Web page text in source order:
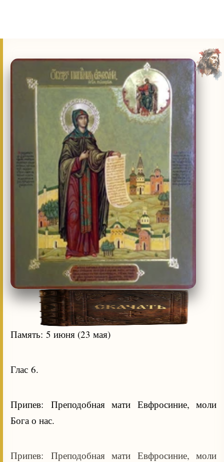
Память: 5 июня (23 мая)
Глас 6.
Припев: Преподобная мати Евфросиние, моли
Бога о нас.
Припев: Преподобная мати Евфросиние, моли